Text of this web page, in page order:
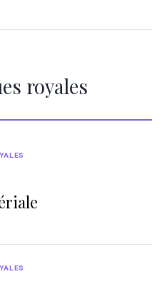
royales